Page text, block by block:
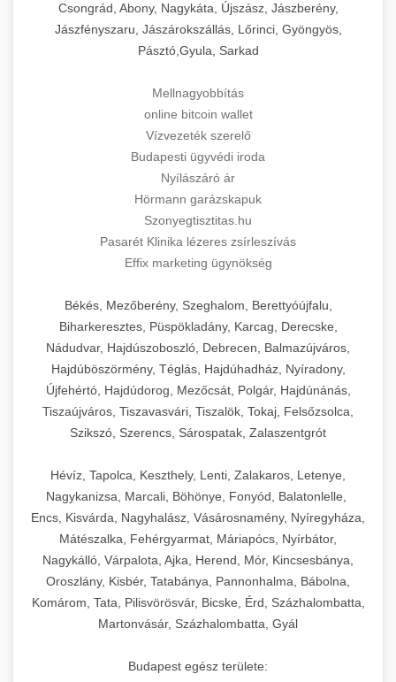
Csongrád, Abony, Nagykáta, Újszász, Jászberény,
Jászfényszaru, Jászárokszállás, Lőrinci, Gyöngyös,
Pásztó,Gyula, Sarkad
Mellnagyobbítás
online bitcoin wallet
Vízvezeték szerelő
Budapesti ügyvédi iroda
Nyílászáró ár
Hörmann garázskapuk
Szonyegtisztitas.hu
Pasarét Klinika lézeres zsírleszívás
Effix marketing ügynökség
Békés, Mezőberény, Szeghalom, Berettyóújfalu,
Biharkeresztes, Püspökladány, Karcag, Derecske,
Nádudvar, Hajdúszoboszló, Debrecen, Balmazújváros,
Hajdúböszörmény, Téglás, Hajdúhadház, Nyíradony,
Újfehértó, Hajdúdorog, Mezőcsát, Polgár, Hajdúnánás,
Tiszaújváros, Tiszavasvári, Tiszalök, Tokaj, Felsőzsolca,
Szikszó, Szerencs, Sárospatak, Zalaszentgrót
Hévíz, Tapolca, Keszthely, Lenti, Zalakaros, Letenye,
Nagykanizsa, Marcali, Böhönye, Fonyód, Balatonlelle,
Encs, Kisvárda, Nagyhalász, Vásárosnamény, Nyíregyháza,
Mátészalka, Fehérgyarmat, Máriapócs, Nyírbátor,
Nagykálló, Várpalota, Ajka, Herend, Mór, Kincsesbánya,
Oroszlány, Kisbér, Tatabánya, Pannonhalma, Bábolna,
Komárom, Tata, Pilisvörösvár, Bicske, Érd, Százhalombatta,
Martonvásár, Százhalombatta, Gyál
Budapest egész területe: